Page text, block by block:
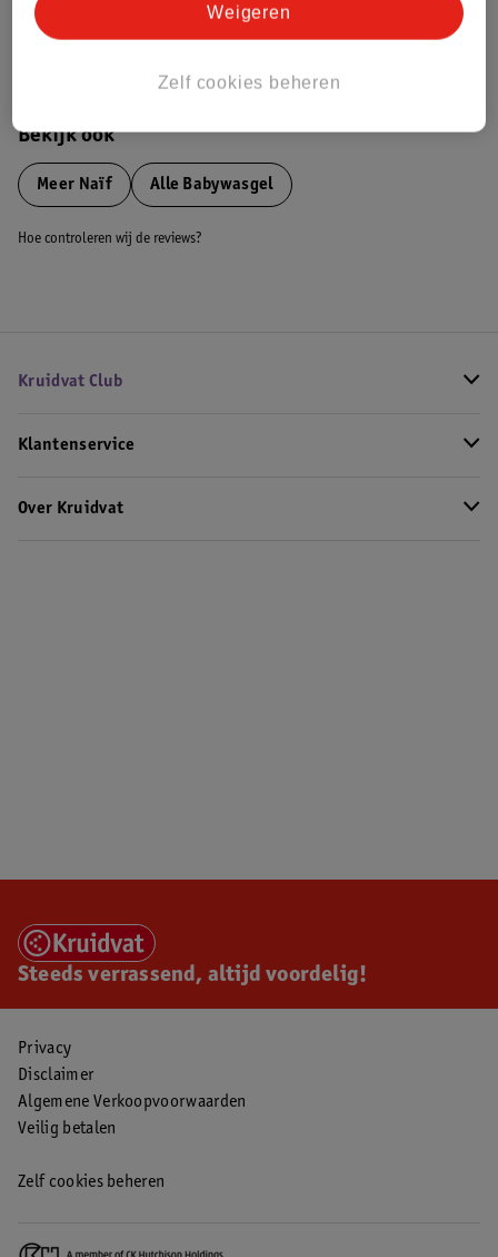
Bekijk ook
Meer Naïf Alle Babywasgel
Hoe controleren wij de reviews?
Kruidvat Club
Klantenservice
Over Kruidvat
Steeds verrassend, altijd voordelig!
Privacy
Disclaimer
Algemene Verkoopvoorwaarden
Veilig betalen
Zelf cookies beheren
Zelf cookies beheren
Weigeren